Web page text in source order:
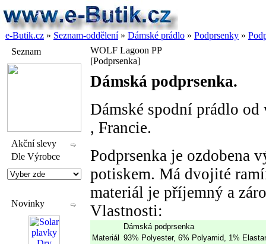
e-Butik.cz » Seznam-oddělení» Dámské prádlo » Podprsenky »
Seznam
Akční slevy
Dle Výrobce
Novinky
WOLF Lagoon PP
[Podprsenka]
Dámská podprsenka.
Dámské spodní prádlo
, Francie.
Podprsenka je ozdobena
potiskem. Má dvojité
materiál je příjemný a
Vlastnosti:
Dámská podprsenka
Materiál 93% Polyester, 6% Polyamid, 1%